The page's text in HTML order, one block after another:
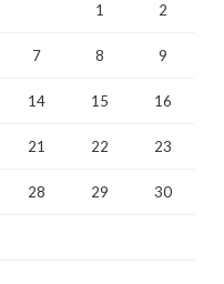
1 2
7 8 9
14 15 16
21 22 23
28 29 30